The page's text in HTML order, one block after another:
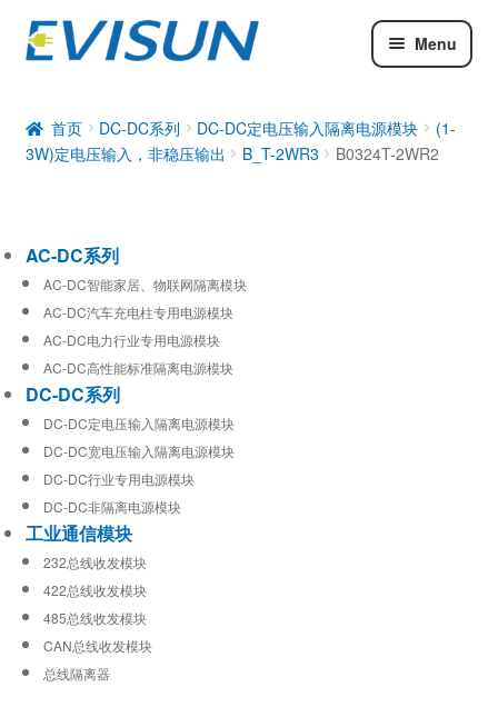
Menu
DC-DC系列
工业通信模块
首页 DC-DC系列 DC-DC定电压输入隔离电源模块
(1-
3W)定电压输入，非稳压输出
B_T-2WR3 B0324T-2WR2
AC-DC系列
AC-DC智能家居、物联网隔离模块
AC-DC汽车充电柱专用电源模块
AC-DC电力行业专用电源模块
AC-DC高性能标准隔离电源模块
DC-DC系列
DC-DC定电压输入隔离电源模块
DC-DC宽电压输入隔离电源模块
DC-DC行业专用电源模块
DC-DC非隔离电源模块
工业通信模块
232总线收发模块
422总线收发模块
485总线收发模块
CAN总线收发模块
总线隔离器